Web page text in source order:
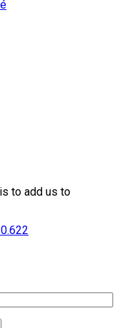
to add us to